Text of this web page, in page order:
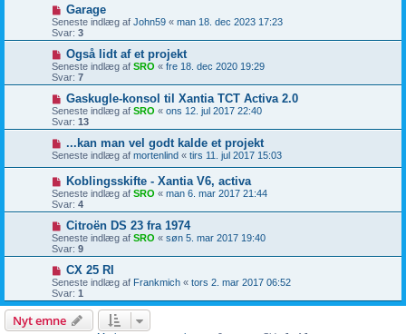
Garage
Seneste indlæg af John59 « man 18. dec 2023 17:23
Svar: 3
Også lidt af et projekt
Seneste indlæg af SRO « fre 18. dec 2020 19:29
Svar: 7
Gaskugle-konsol til Xantia TCT Activa 2.0
Seneste indlæg af SRO « ons 12. jul 2017 22:40
Svar: 13
...kan man vel godt kalde et projekt
Seneste indlæg af mortenlind « tirs 11. jul 2017 15:03
Koblingsskifte - Xantia V6, activa
Seneste indlæg af SRO « man 6. mar 2017 21:44
Svar: 4
Citroën DS 23 fra 1974
Seneste indlæg af SRO « søn 5. mar 2017 19:40
Svar: 9
CX 25 RI
Seneste indlæg af Frankmich « tors 2. mar 2017 06:52
Svar: 1
Nyt emne